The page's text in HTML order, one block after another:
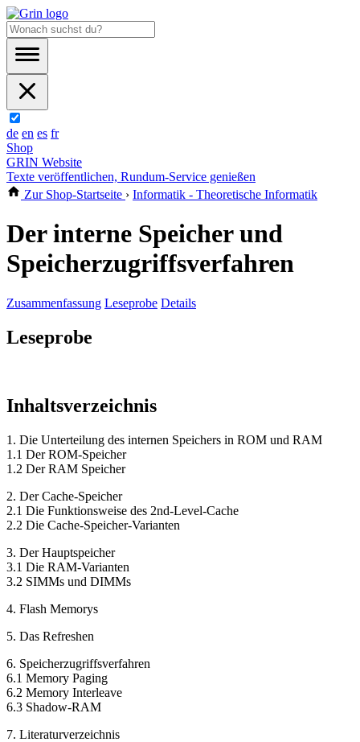
de en es fr
Shop
GRIN Website
Texte veröffentlichen, Rundum-Service genießen
Zur Shop-Startseite › Informatik - Theoretische Informatik
Der interne Speicher und
Speicherzugriffsverfahren
Zusammenfassung Leseprobe Details
Leseprobe
Inhaltsverzeichnis
1. Die Unterteilung des internen Speichers in ROM und RAM
1.1 Der ROM-Speicher
1.2 Der RAM Speicher
2. Der Cache-Speicher
2.1 Die Funktionsweise des 2nd-Level-Cache
2.2 Die Cache-Speicher-Varianten
3. Der Hauptspeicher
3.1 Die RAM-Varianten
3.2 SIMMs und DIMMs
4. Flash Memorys
5. Das Refreshen
6. Speicherzugriffsverfahren
6.1 Memory Paging
6.2 Memory Interleave
6.3 Shadow-RAM
7. Literaturverzeichnis